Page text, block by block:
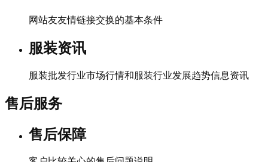
网站友友情链接交换的基本条件
服装资讯
服装批发行业市场行情和服装行业发展趋势信息资讯
售后服务
售后保障